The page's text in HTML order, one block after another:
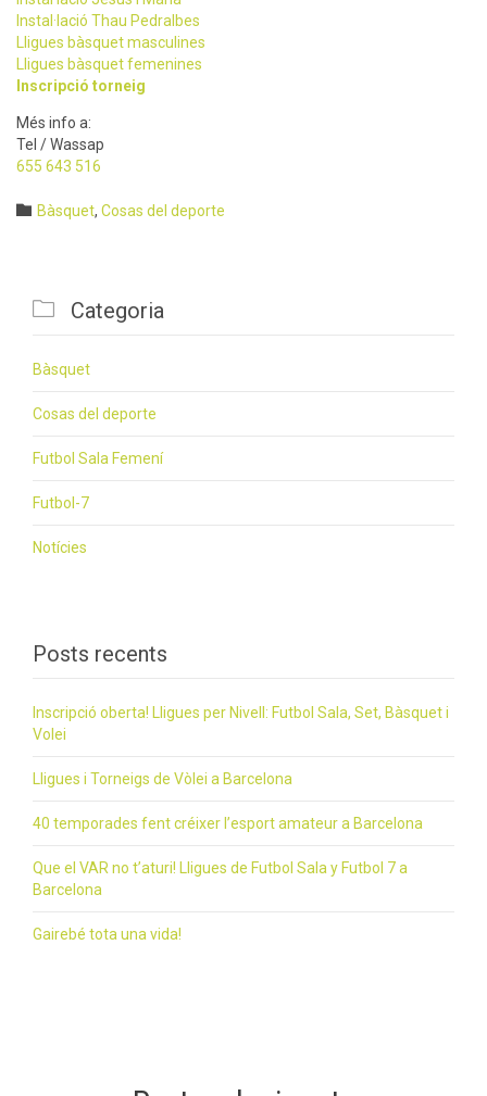
Instal·lació Thau Pedralbes
Lligues bàsquet masculines
Lligues bàsquet femenines
Inscripció torneig
Més info a:
Tel / Wassap
655 643 516
 Category
Bàsquet, Cosas del deporte
 Categoria
Bàsquet
Cosas del deporte
Futbol Sala Femení
Futbol-7
Notícies
Posts recents
Inscripció oberta! Lligues per Nivell: Futbol Sala, Set, Bàsquet i
Volei
Lligues i Torneigs de Vòlei a Barcelona
40 temporades fent créixer l’esport amateur a Barcelona
Que el VAR no t’aturi! Lligues de Futbol Sala y Futbol 7 a
Barcelona
Gairebé tota una vida!